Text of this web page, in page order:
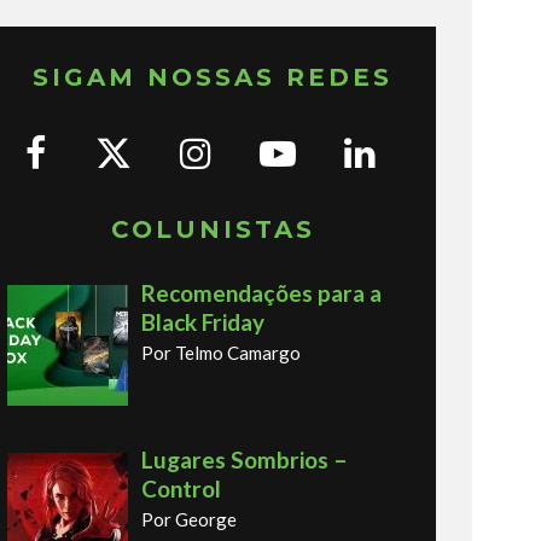
SIGAM NOSSAS REDES
COLUNISTAS
Recomendações para a
Black Friday
Por Telmo Camargo
Lugares Sombrios –
Control
Por George